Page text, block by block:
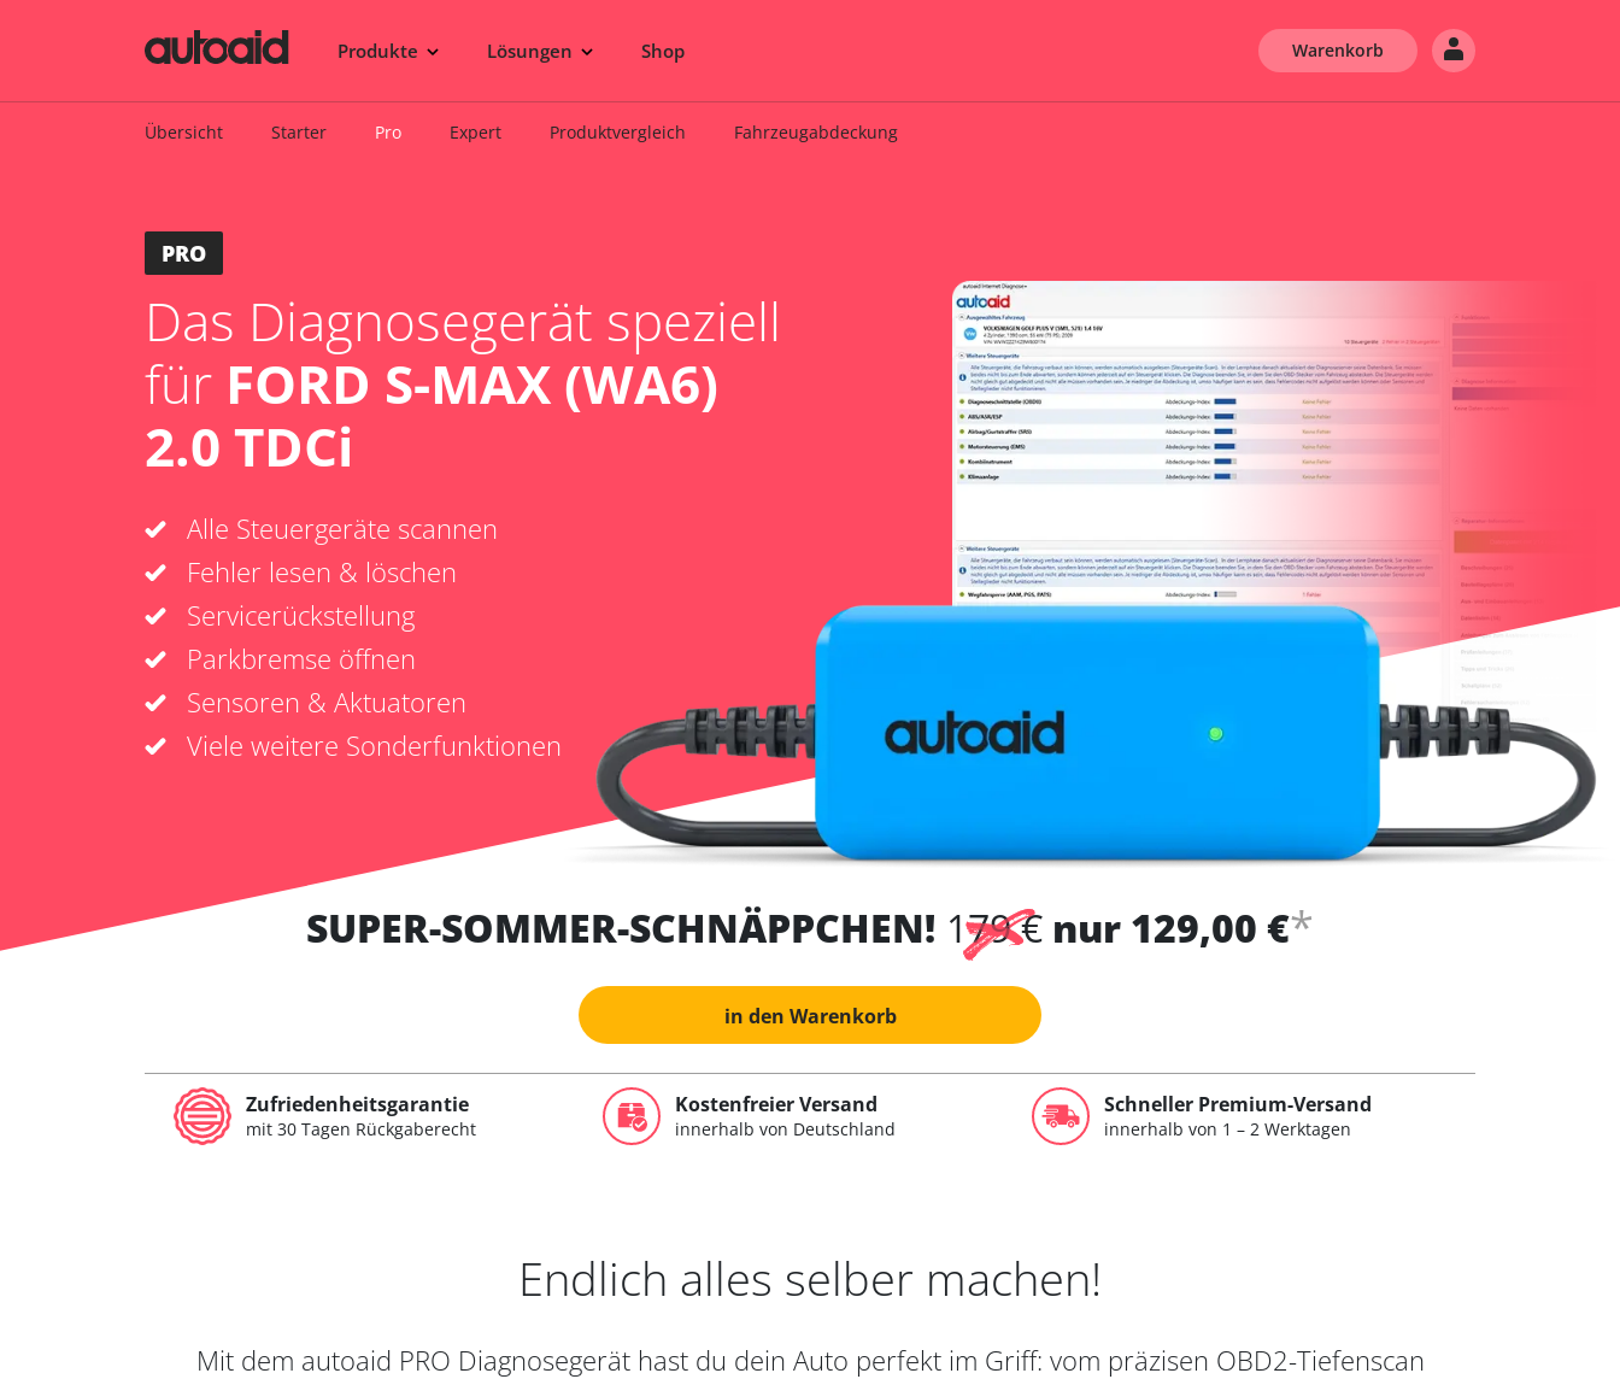
Produkte Lösungen Shop Warenkorb
Übersicht Starter Pro Expert Produktvergleich Fahrzeugabdeckung
PRO
Das Diagnosegerät speziell
für FORD S-MAX (WA6)
2.0 TDCi
Alle Steuergeräte scannen
Fehler lesen & löschen
Servicerückstellung
Parkbremse öffnen
Sensoren & Aktuatoren
Viele weitere Sonderfunktionen
SUPER-SOMMER-SCHNÄPPCHEN! 179 € nur 129,00 €*
in den Warenkorb
Zufriedenheitsgarantie
mit 30 Tagen Rückgaberecht
Kostenfreier Versand
innerhalb von Deutschland
Schneller Premium-Versand
innerhalb von 1 – 2 Werktagen
Endlich alles selber machen!
Mit dem autoaid PRO Diagnosegerät hast du dein Auto perfekt im Griff: vom präzisen OBD2-Tiefenscan